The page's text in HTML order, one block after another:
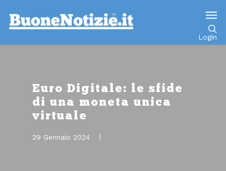
Login
Euro Digitale: le sfide
di una moneta unica
virtuale
29 Gennaio 2024
Go to mobile version